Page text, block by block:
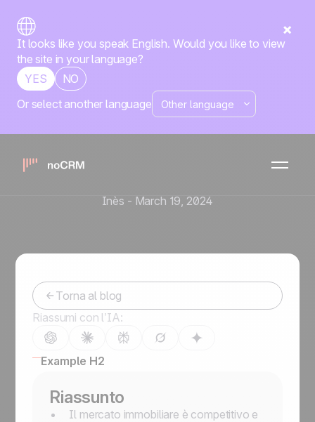
It looks like you speak English. Would you like to view
the site in your language?
YES
NO
Or select another language
Chiusura delle vendite Prospecting
Vendite Immobiliari:
Strategie per vendere case
Inès - March 19, 2024
Torna al blog
Riassumi con l’IA:
Example H2
Riassunto
Il mercato immobiliare è competitivo e